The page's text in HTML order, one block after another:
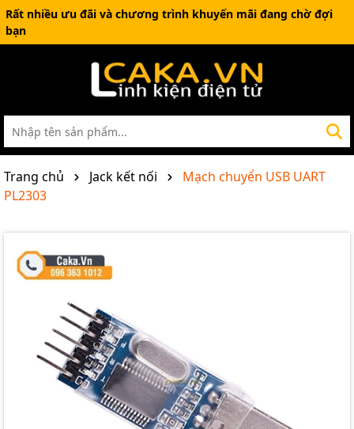
Rất nhiều ưu đãi và chương trình khuyến mãi đang chờ đợi
bạn
Trang chủ Jack kết nối
Mạch chuyển USB UART
PL2303